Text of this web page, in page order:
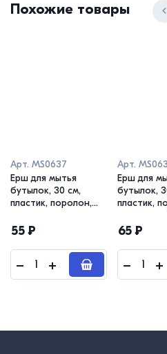
Похожие товары
Арт. MS0637
Ерш для мытья
бутылок, 30 см,
пластик, поролон,
55₽
Арт.
Ерш для
бутылок,
пластик,
65₽